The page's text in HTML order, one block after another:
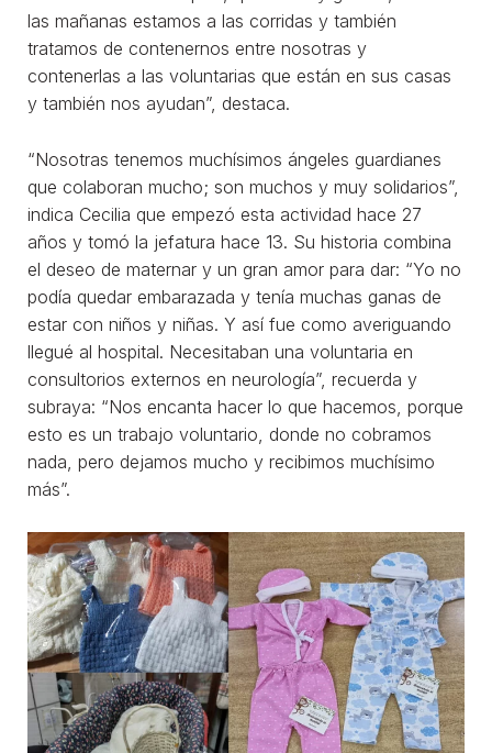
las mañanas estamos a las corridas y también
tratamos de contenernos entre nosotras y
contenerlas a las voluntarias que están en sus casas
y también nos ayudan”, destaca.
“Nosotras tenemos muchísimos ángeles guardianes
que colaboran mucho; son muchos y muy solidarios”,
indica Cecilia que empezó esta actividad hace 27
años y tomó la jefatura hace 13. Su historia combina
el deseo de maternar y un gran amor para dar: “Yo no
podía quedar embarazada y tenía muchas ganas de
estar con niños y niñas. Y así fue como averiguando
llegué al hospital. Necesitaban una voluntaria en
consultorios externos en neurología”, recuerda y
subraya: “Nos encanta hacer lo que hacemos, porque
esto es un trabajo voluntario, donde no cobramos
nada, pero dejamos mucho y recibimos muchísimo
más”.